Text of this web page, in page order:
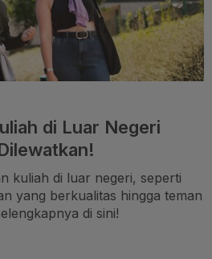
di Luar Negeri
kuliah di luar negeri, seperti
yang berkualitas hingga teman
di sini!